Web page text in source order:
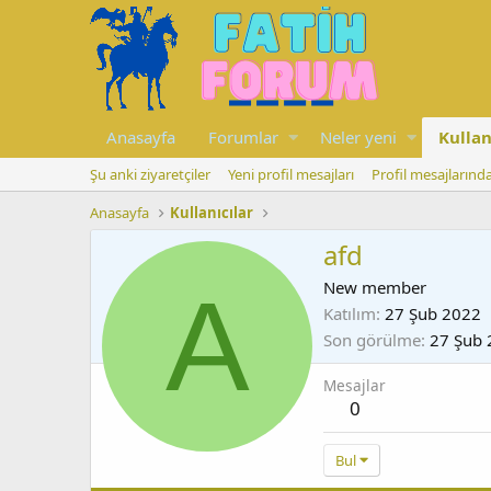
Anasayfa Forumlar Neler yeni
Şu anki ziyaretçiler Yeni profil mesajları
Profil
Anasayfa
Kullanıcılar
A
afd
New member
Katılım 27 Şub 2022
Son görülme 27 Şub
Mesajlar
0
Bul